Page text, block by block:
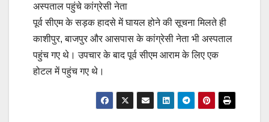
अस्पताल पहुंचे कांग्रेसी नेता
पूर्व सीएम के सड़क हादसे में घायल होने की सूचना मिलते ही
काशीपुर, बाजपुर और आसपास के कांग्रेसी नेता भी अस्पताल
पहुंच गए थे। उपचार के बाद पूर्व सीएम आराम के लिए एक
होटल में पहुंच गए थे।